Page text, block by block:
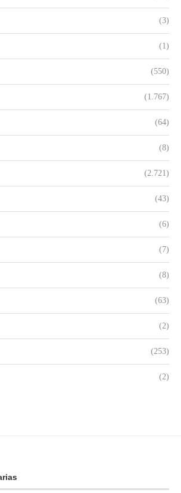
(3)
(1)
(550)
(1.767)
(64)
(8)
(2.721)
(43)
(6)
(7)
(8)
(63)
(2)
(253)
(2)